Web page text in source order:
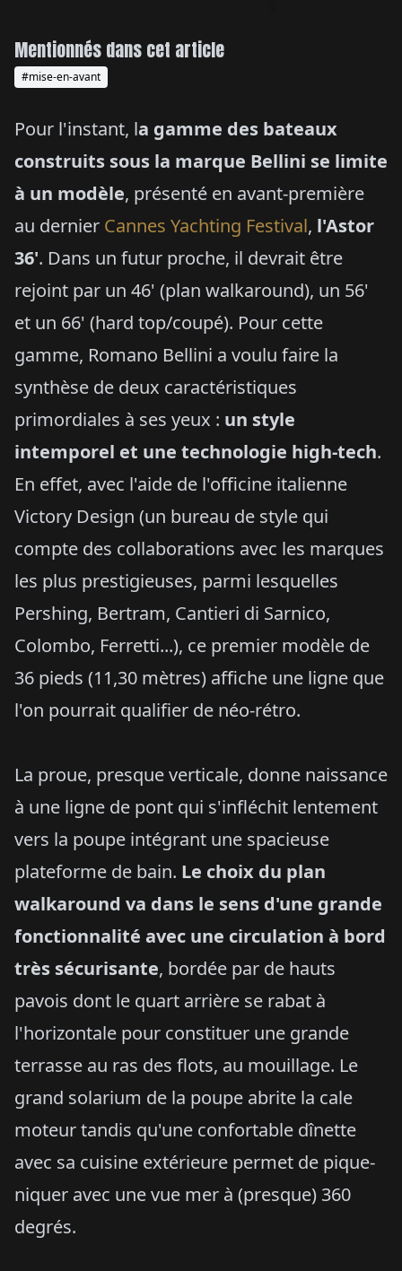
Pour l'instant, la gamme des bateaux
construits sous la marque Bellini se limite
à un modèle, présenté en avant-première
au dernier Cannes Yachting Festival, l'Astor
36'. Dans un futur proche, il devrait être
rejoint par un 46' (plan walkaround), un 56'
et un 66' (hard top/coupé). Pour cette
gamme, Romano Bellini a voulu faire la
synthèse de deux caractéristiques
primordiales à ses yeux : un style
intemporel et une technologie high-tech.
En effet, avec l'aide de l'officine italienne
Victory Design (un bureau de style qui
compte des collaborations avec les marques
les plus prestigieuses, parmi lesquelles
Pershing, Bertram, Cantieri di Sarnico,
Colombo, Ferretti...), ce premier modèle de
36 pieds (11,30 mètres) affiche une ligne que
l'on pourrait qualifier de néo-rétro.
La proue, presque verticale, donne naissance
à une ligne de pont qui s'infléchit lentement
vers la poupe intégrant une spacieuse
plateforme de bain. Le choix du plan
walkaround va dans le sens d'une grande
fonctionnalité avec une circulation à bord
très sécurisante, bordée par de hauts
pavois dont le quart arrière se rabat à
l'horizontale pour constituer une grande
terrasse au ras des flots, au mouillage. Le
grand solarium de la poupe abrite la cale
moteur tandis qu'une confortable dînette
avec sa cuisine extérieure permet de pique-
niquer avec une vue mer à (presque) 360
degrés.
Mentionnés dans cet article
#mise-en-avant